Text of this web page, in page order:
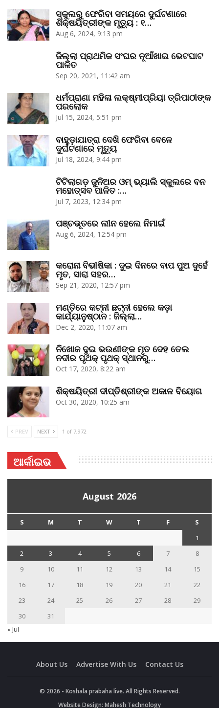
ସ୍କୁଲରୁ ଫେରିବା ସମୟରେ ଦୁର୍ଘଟଣାରେ
ଶିକ୍ଷୟିତ୍ରୀଙ୍କ ମୃତ୍ୟୁ : ୧…
Aug 6, 2024, 9:13 pm
ଜିଲ୍ଲା ପ୍ରାଥମିକ ସଂଘର ନୂଆଁଖାଇ ଭେଟଘାଟ
ପାଳିତ
Sep 20, 2021, 11:42 am
ଧର୍ମପ୍ରାଣା ମହିଳା ଲକ୍ଷ୍ମୀପ୍ରିୟା ତ୍ରିପାଠୀଙ୍କ
ପରଲୋକ
Jul 15, 2024, 5:51 pm
ବାହୁଡ଼ାଯାତ୍ରା ଦେଖି ଫେରିବା ବେଳେ
ଦୁର୍ଘଟଣାରେ ମୃତ୍ୟୁ
Jul 18, 2024, 9:44 pm
ଟିଟିଲାଗଡ଼ ଜୁନିଅର ଓମ୍‌ ଭ୍ୟାଲି ସ୍କୁଲରେ ବନ
ମହୋତ୍ସବ ପାଳିତ :…
Jul 7, 2023, 12:34 pm
ପଞ୍ଚଭୂତରେ ଲୀନ ହେଲେ ନିମାଇଁ
Aug 6, 2024, 12:54 pm
କରୋନା ବିଭୀଷିକା : ଦୁଇ ଦିନରେ ବାପ ପୁଅ ଦୁହେଁ
ମୃତ, ସାରା ସହର…
Sep 21, 2020, 12:57 pm
ମଣ୍ତିରେ କଟ୍‌ନୀ ଛଟ୍‌ନୀ ହେଲେ କଡ଼ା
କାର୍ଯ୍ୟାନୁଷ୍ଠାନ : ଜିଲ୍ଲା…
Dec 2, 2020, 11:07 am
ନିଖୋଜ ଦୁଇ ଭଉଣୀଙ୍କ ମୃତ ଦେହ ତେଲ
ନଦୀର ପୃଥକ୍‌ ପୃଥକ୍‌ ସ୍ଥାନରୁ…
Oct 17, 2020, 8:22 am
ଶିକ୍ଷୟିତ୍ରୀ ଦୀପ୍ତିଶ୍ରୀଙ୍କ ଅକାଳ ବିୟୋଗ
Oct 30, 2020, 10:25 am
PREV NEXT 1 of 7,972
ଆର୍କାଇଭ
August 2026
S M T W T F
S
1
2
3 4 5 6 7
8
9
10 11 12 13 14
15
16
17 18 19 20 21
22
23
24 25 26 27 28
29
30
31
« Jul
About Us Advertise With Us Contact Us
© 2026 - Koshala prabaha live. All Rights Reserved.
Website Design: Mahesh Technology